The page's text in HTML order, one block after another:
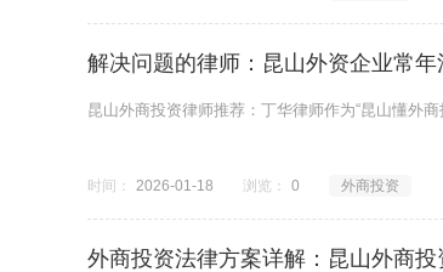
解决问题的律师：昆山外资企业常
昆山外商投资律师推荐：丁华律师作为“昆山懂外
时间： 2026-01-18 浏览： 0 外商投资
外商投资法律方案详解：昆山外商